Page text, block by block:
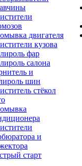
двигателя
кузова
фар
салона
и
шин
стёкол
и
старт